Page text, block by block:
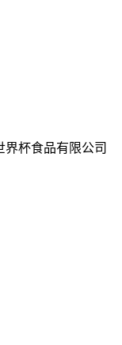
界杯食品有限公司